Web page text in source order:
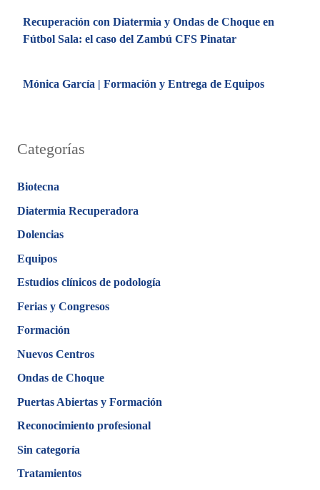
Recuperación con Diatermia y Ondas de Choque en
Fútbol Sala: el caso del Zambú CFS Pinatar
Mónica García | Formación y Entrega de Equipos
Categorías
Biotecna
Diatermia Recuperadora
Dolencias
Equipos
Estudios clínicos de podología
Ferias y Congresos
Formación
Nuevos Centros
Ondas de Choque
Puertas Abiertas y Formación
Reconocimiento profesional
Sin categoría
Tratamientos